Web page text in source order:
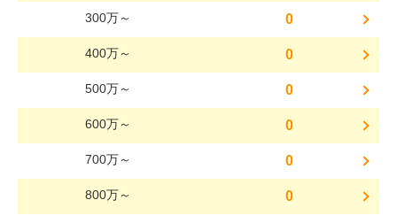
300万～ 0
400万～ 0
500万～ 0
600万～ 0
700万～ 0
800万～ 0